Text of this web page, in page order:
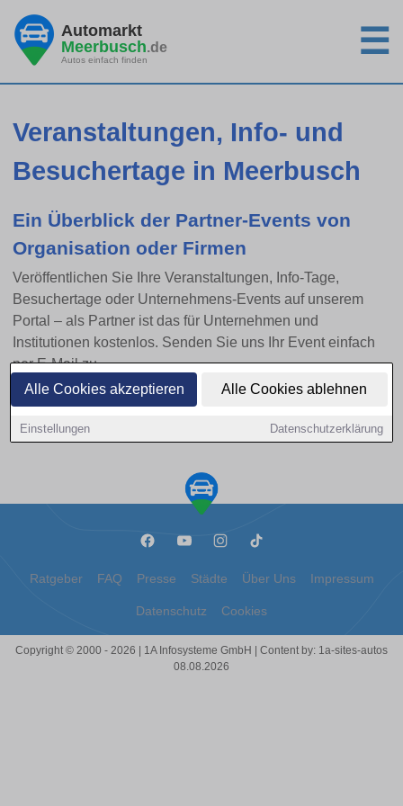
Alle Cookies akzeptieren Alle Cookies ablehnen
Einstellungen Datenschutzerklärung
Automarkt
Meerbusch.de
Autos einfach finden ☰
Veranstaltungen, Info- und
Besuchertage in Meerbusch
Ein Überblick der Partner-Events von
Organisation oder Firmen
Veröffentlichen Sie Ihre Veranstaltungen, Info-Tage,
Besuchertage oder Unternehmens-Events auf unserem
Portal – als Partner ist das für Unternehmen und
Institutionen kostenlos. Senden Sie uns Ihr Event einfach
per E-Mail zu.
Kontakt aufnehmen
Ratgeber FAQ Presse Städte Über Uns Impressum
Datenschutz Cookies
Copyright © 2000 - 2026 | 1A Infosysteme GmbH | Content by: 1a-sites-autos
08.08.2026